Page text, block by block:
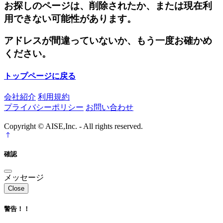
お探しのページは、削除されたか、または現在利
用できない可能性があります。
アドレスが間違っていないか、もう一度お確かめ
ください。
トップページに戻る
会社紹介 利用規約
プライバシーポリシー お問い合わせ
Copyright © AISE,Inc. - All rights reserved.
確認
メッセージ
Close
警告！！